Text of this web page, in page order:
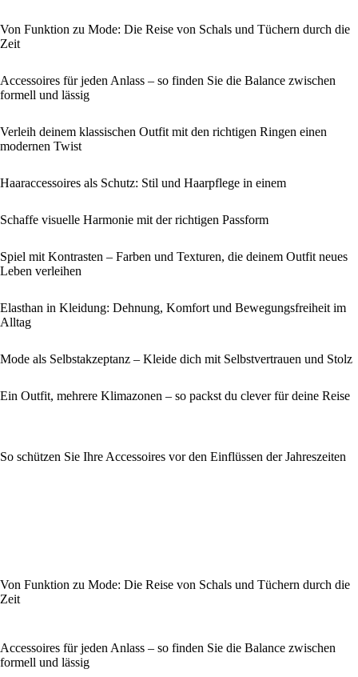
Von Funktion zu Mode: Die Reise von Schals und Tüchern durch die
Zeit
Accessoires für jeden Anlass – so finden Sie die Balance zwischen
formell und lässig
Verleih deinem klassischen Outfit mit den richtigen Ringen einen
modernen Twist
Haaraccessoires als Schutz: Stil und Haarpflege in einem
Schaffe visuelle Harmonie mit der richtigen Passform
Spiel mit Kontrasten – Farben und Texturen, die deinem Outfit neues
Leben verleihen
Elasthan in Kleidung: Dehnung, Komfort und Bewegungsfreiheit im
Alltag
Mode als Selbstakzeptanz – Kleide dich mit Selbstvertrauen und Stolz
Ein Outfit, mehrere Klimazonen – so packst du clever für deine Reise
So schützen Sie Ihre Accessoires vor den Einflüssen der Jahreszeiten
Von Funktion zu Mode: Die Reise von Schals und Tüchern durch die
Zeit
Accessoires für jeden Anlass – so finden Sie die Balance zwischen
formell und lässig